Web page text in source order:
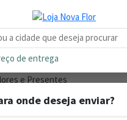
de entrega
onde deseja enviar?